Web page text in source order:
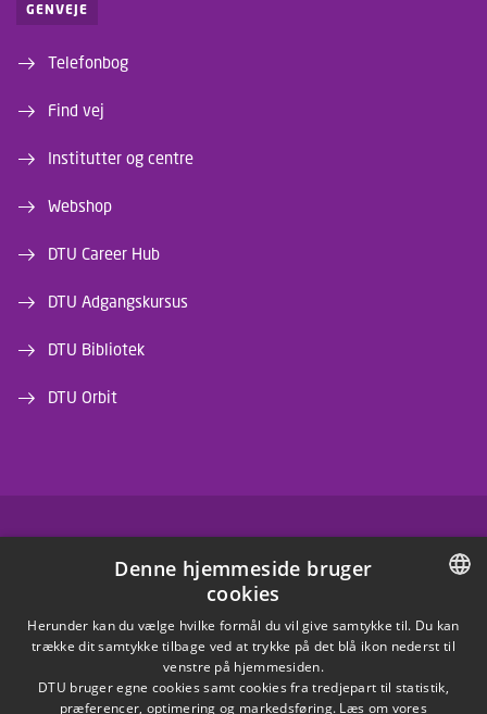
GENVEJE
Telefonbog
Find vej
Institutter og centre
Webshop
DTU Career Hub
DTU Adgangskursus
DTU Bibliotek
DTU Orbit
INSTAGRAM
LINKEDIN
DANISH
ENGLISH
Denne hjemmeside bruger
cookies
Herunder kan du vælge hvilke formål du vil give samtykke til. Du kan
trække dit samtykke tilbage ved at trykke på det blå ikon nederst til
venstre på hjemmesiden.
DTU bruger egne cookies samt cookies fra tredjepart til statistik,
præferencer, optimering og markedsføring. Læs om vores